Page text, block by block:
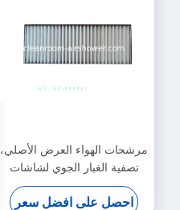
مرشحات الهواء العرض الأصلي،
تصفية الغبار الجوي لشاشات
باناسونيك
احصل على افضل سعر